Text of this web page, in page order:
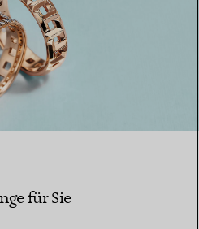
für Sie